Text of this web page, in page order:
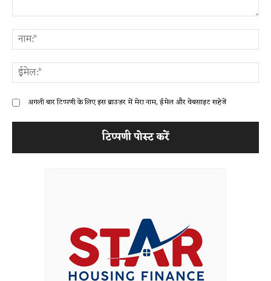
अगली बार टिप्पणी के लिए इस ब्राउज़र में मेरा नाम, ईमेल और वेबसाइट सहेजें